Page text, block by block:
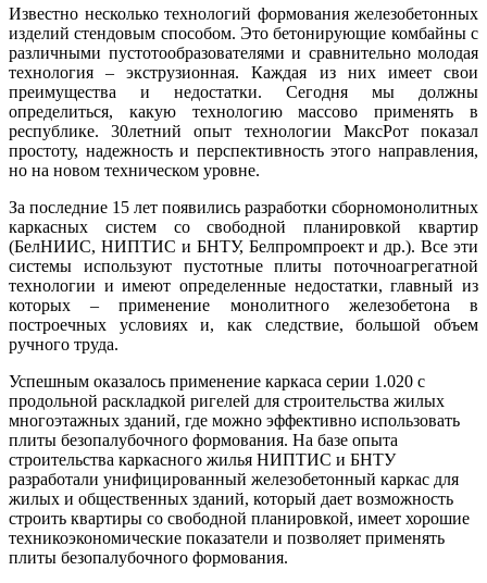
Известно несколько технологий формования железобетонных
изделий стендовым способом. Это бетонирующие комбайны с
различными пустотообразователями и сравнительно молодая
технология – экструзионная. Каждая из них имеет свои
преимущества и недостатки. Сегодня мы должны
определиться, какую технологию массово применять в
республике. 30летний опыт технологии Макс­Рот показал
простоту, надежность и перспективность этого направления,
но на новом техническом уровне.
За последние 15 лет появились разработки сборномонолитных
каркасных систем со свободной планировкой квартир
(БелНИИС, НИПТИС и БНТУ, Белпромпроект и др.). Все эти
системы используют пустотные плиты поточно­агрегатной
технологии и имеют определенные недостатки, главный из
которых – применение монолитного железобетона в
построечных условиях и, как следствие, большой объем
ручного труда.
Успешным оказалось применение каркаса серии 1.020 с
продольной раскладкой ригелей для строительства жилых
многоэтажных зданий, где можно эффективно использовать
плиты безопалубочного формования. На базе опыта
строительства каркасного жилья НИПТИС и БНТУ
разработали унифицированный железобетонный каркас для
жилых и общественных зданий, который дает возможность
строить квартиры со свободной планировкой, имеет хорошие
технико­экономические показатели и позволяет применять
плиты безопалубочного формования.